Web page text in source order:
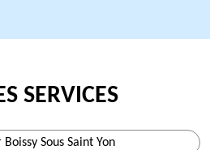
SERVICES
Sous Saint Yon